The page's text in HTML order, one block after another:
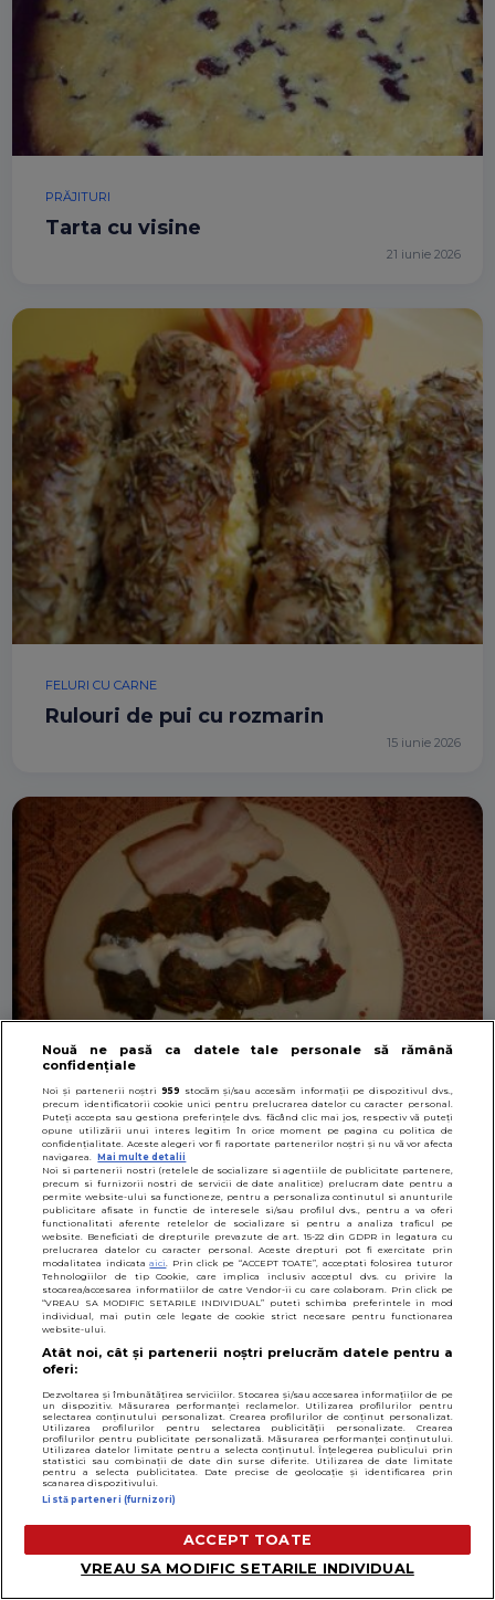
PRĂJITURI
Tarta cu visine
21 iunie 2026
FELURI CU CARNE
Rulouri de pui cu rozmarin
15 iunie 2026
FELURI CU CARNE
Sărmăluțe în foi de viță
12 iunie 2026
Nouă ne pasă ca datele tale personale să rămână
confidențiale
Noi și partenerii noștri959 stocăm și/sau accesăm informații pe dispozitivul dvs.,
precum identificatorii cookie unici pentru prelucrarea datelor cu caracter personal.
Puteți accepta sau gestiona preferințele dvs. făcând clic mai jos, respectiv vă puteți
opune utilizării unui interes legitim în orice moment pe pagina cu politica de
confidențialitate. Aceste alegeri vor fi raportate partenerilor noștri și nu vă vor afecta
navigarea. Mai multe detalii
Noi si partenerii nostri (retelele de socializare si agentiile de publicitate partenere,
precum si furnizorii nostri de servicii de date analitice) prelucram date pentru a
permite website-ului sa functioneze, pentru a personaliza continutul si anunturile
publicitare afisate in functie de interesele si/sau profilul dvs., pentru a va oferi
functionalitati aferente retelelor de socializare si pentru a analiza traficul pe
website. Beneficiati de drepturile prevazute de art. 15-22 din GDPR in legatura cu
prelucrarea datelor cu caracter personal. Aceste drepturi pot fi exercitate prin
modalitatea indicataaici. Prin click pe “ACCEPT TOATE”, acceptati folosirea tuturor
Tehnologiilor de tip Cookie, care implica inclusiv acceptul dvs. cu privire la
stocarea/accesarea informatiilor de catre Vendor-ii cu care colaboram. Prin click pe
“VREAU SA MODIFIC SETARILE INDIVIDUAL” puteti schimba preferintele in mod
individual, mai putin cele legate de cookie strict necesare pentru functionarea
website-ului.
Atât noi, cât și partenerii noștri prelucrăm datele pentru a
oferi:
Dezvoltarea și îmbunătățirea serviciilor. Stocarea și/sau accesarea informațiilor de pe
un dispozitiv. Măsurarea performanței reclamelor. Utilizarea profilurilor pentru
selectarea conținutului personalizat. Crearea profilurilor de conținut personalizat.
Utilizarea profilurilor pentru selectarea publicității personalizate. Crearea
profilurilor pentru publicitate personalizată. Măsurarea performanței conținutului.
Utilizarea datelor limitate pentru a selecta conținutul. Înțelegerea publicului prin
statistici sau combinații de date din surse diferite. Utilizarea de date limitate
pentru a selecta publicitatea. Date precise de geolocație și identificarea prin
scanarea dispozitivului.
Listă parteneri (furnizori)
ACCEPT TOATE
VREAU SA MODIFIC SETARILE INDIVIDUAL